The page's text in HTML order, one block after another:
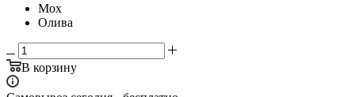
Мох
Олива
В корзину